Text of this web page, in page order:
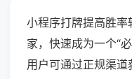
小程序打牌提高胜
家，快速成为一个“
用户可通过正规渠道